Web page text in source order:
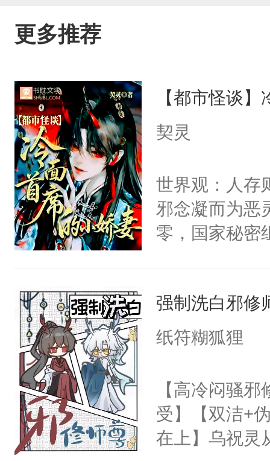
更多推荐
【都市怪谈
契灵
世界观：人存
邪念凝而为恶
零，国家秘密
子嗣）。盘龙
孤独成性，被
嘴硬心软、
他才发现：他
氓，本体是全
来想逗逗人类
强制洗白邪修
纸符糊狐狸
【高冷闷骚
受】【双洁+
在上】乌祝灵